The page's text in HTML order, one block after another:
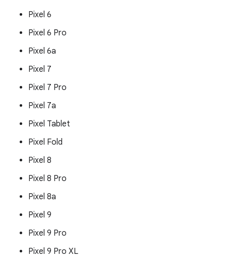
Pixel 6
Pixel 6 Pro
Pixel 6a
Pixel 7
Pixel 7 Pro
Pixel 7a
Pixel Tablet
Pixel Fold
Pixel 8
Pixel 8 Pro
Pixel 8a
Pixel 9
Pixel 9 Pro
Pixel 9 Pro XL